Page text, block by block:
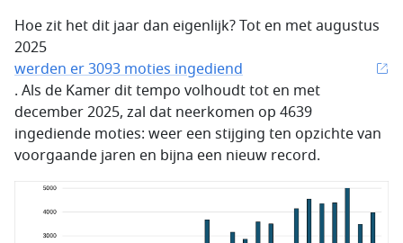
Hoe zit het dit jaar dan eigenlijk? Tot en met augustus
2025
werden er 3093 moties ingediend
. Als de Kamer dit tempo volhoudt tot en met
december 2025, zal dat neerkomen op 4639
ingediende moties: weer een stijging ten opzichte van
voorgaande jaren en bijna een nieuw record.